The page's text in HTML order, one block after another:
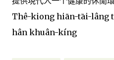
Thê-kiong hiān-tāi-lâng
hân khuân-kíng